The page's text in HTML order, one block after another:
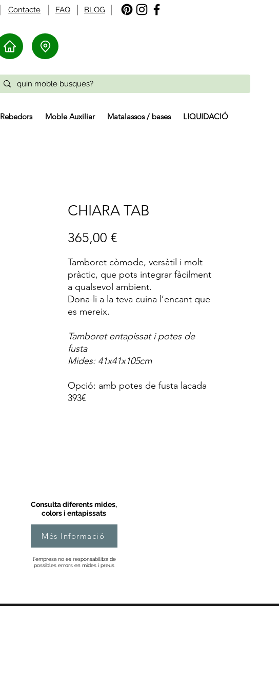
FAQ
Contacte BLOG
Rebedors Moble Auxiliar Matalassos / bases LIQUIDACIÓ
CHIARA TAB
365,00 €Price
Tamboret còmode, versàtil i molt
pràctic, que pots integrar fàcilment
a qualsevol ambient.
Dona-li a la teva cuina l’encant que
es mereix.
Tamboret entapissat i potes de
fusta
Mides: 41x41x105cm
Opció: amb potes de fusta lacada
393€
Consulta diferents mides,
colors i entapissats
Més Informació
l'empresa no es responsabilitza de
possibles errors en mides i preus